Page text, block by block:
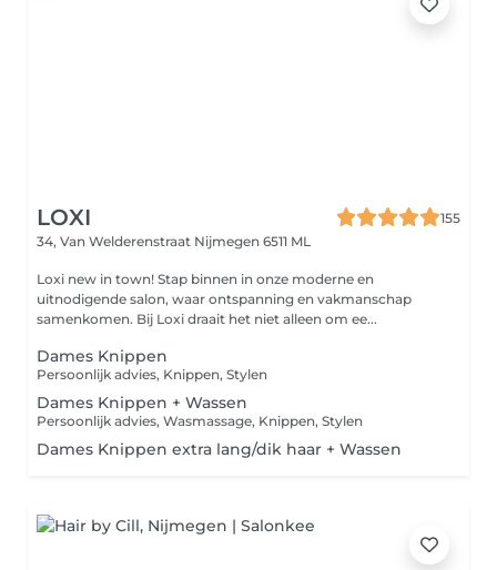
LOXI
155
34, Van Welderenstraat Nijmegen 6511 ML
Loxi new in town! Stap binnen in onze moderne en
uitnodigende salon, waar ontspanning en vakmanschap
samenkomen. Bij Loxi draait het niet alleen om ee...
Dames Knippen
Persoonlijk advies, Knippen, Stylen
Dames Knippen + Wassen
Persoonlijk advies, Wasmassage, Knippen, Stylen
Dames Knippen extra lang/dik haar + Wassen